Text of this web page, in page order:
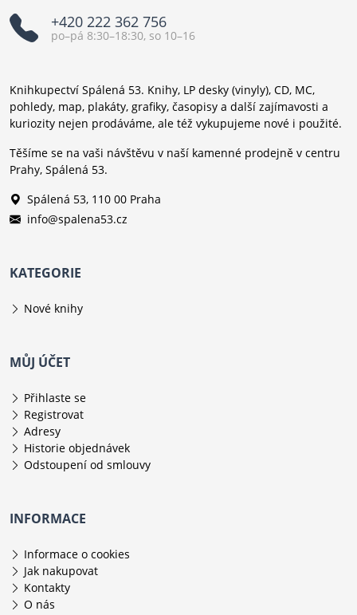
+420 222 362 756
po–pá 8:30–18:30, so 10–16
Knihkupectví Spálená 53. Knihy, LP desky (vinyly), CD, MC,
pohledy, map, plakáty, grafiky, časopisy a další zajímavosti a
kuriozity nejen prodáváme, ale též vykupujeme nové i použité.
Těšíme se na vaši návštěvu v naší kamenné prodejně v centru
Prahy, Spálená 53.
Spálená 53, 110 00 Praha
info@spalena53.cz
KATEGORIE
Nové knihy
MŮJ ÚČET
Přihlaste se
Registrovat
Adresy
Historie objednávek
Odstoupení od smlouvy
INFORMACE
Informace o cookies
Jak nakupovat
Kontakty
O nás